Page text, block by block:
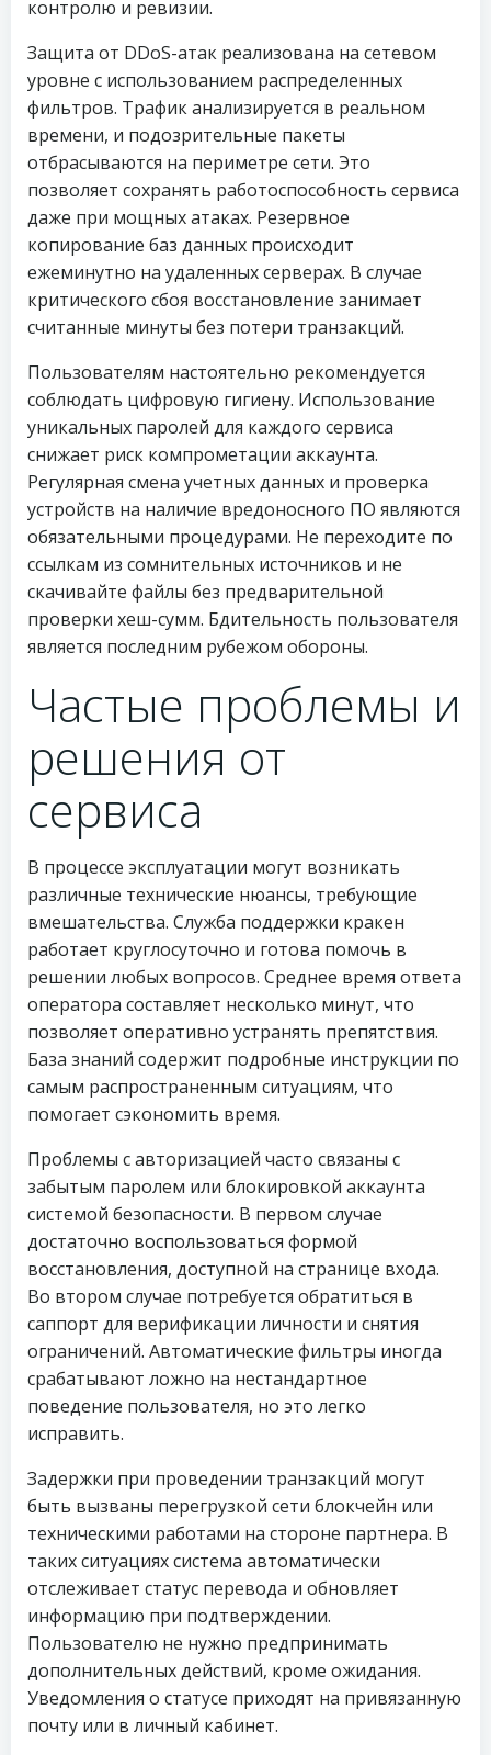
контролю и ревизии.
Защита от DDoS-атак реализована на сетевом
уровне с использованием распределенных
фильтров. Трафик анализируется в реальном
времени, и подозрительные пакеты
отбрасываются на периметре сети. Это
позволяет сохранять работоспособность сервиса
даже при мощных атаках. Резервное
копирование баз данных происходит
ежеминутно на удаленных серверах. В случае
критического сбоя восстановление занимает
считанные минуты без потери транзакций.
Пользователям настоятельно рекомендуется
соблюдать цифровую гигиену. Использование
уникальных паролей для каждого сервиса
снижает риск компрометации аккаунта.
Регулярная смена учетных данных и проверка
устройств на наличие вредоносного ПО являются
обязательными процедурами. Не переходите по
ссылкам из сомнительных источников и не
скачивайте файлы без предварительной
проверки хеш-сумм. Бдительность пользователя
является последним рубежом обороны.
Частые проблемы и
решения от
сервиса
В процессе эксплуатации могут возникать
различные технические нюансы, требующие
вмешательства. Служба поддержки кракен
работает круглосуточно и готова помочь в
решении любых вопросов. Среднее время ответа
оператора составляет несколько минут, что
позволяет оперативно устранять препятствия.
База знаний содержит подробные инструкции по
самым распространенным ситуациям, что
помогает сэкономить время.
Проблемы с авторизацией часто связаны с
забытым паролем или блокировкой аккаунта
системой безопасности. В первом случае
достаточно воспользоваться формой
восстановления, доступной на странице входа.
Во втором случае потребуется обратиться в
саппорт для верификации личности и снятия
ограничений. Автоматические фильтры иногда
срабатывают ложно на нестандартное
поведение пользователя, но это легко
исправить.
Задержки при проведении транзакций могут
быть вызваны перегрузкой сети блокчейн или
техническими работами на стороне партнера. В
таких ситуациях система автоматически
отслеживает статус перевода и обновляет
информацию при подтверждении.
Пользователю не нужно предпринимать
дополнительных действий, кроме ожидания.
Уведомления о статусе приходят на привязанную
почту или в личный кабинет.